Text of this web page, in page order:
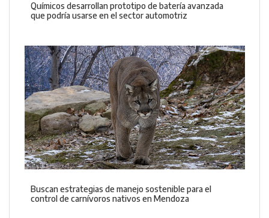
Químicos desarrollan prototipo de batería avanzada
que podría usarse en el sector automotriz
Buscan estrategias de manejo sostenible para el
control de carnívoros nativos en Mendoza